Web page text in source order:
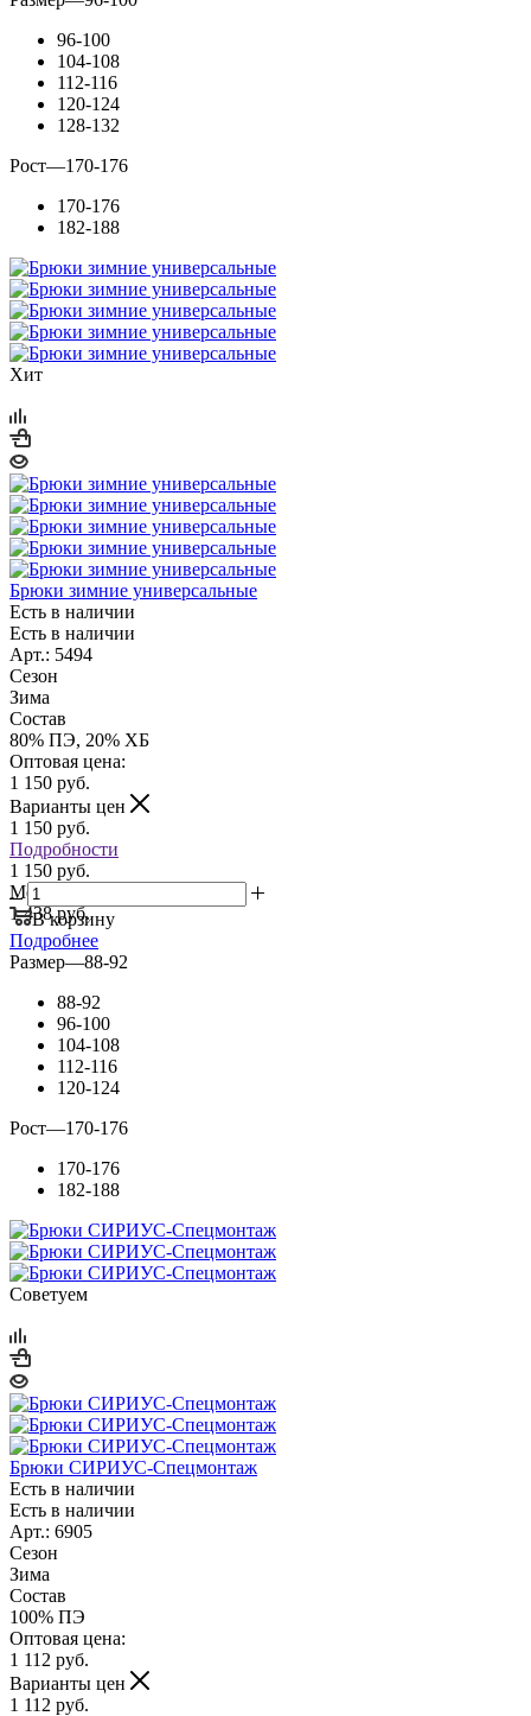
96-100
104-108
112-116
120-124
128-132
Рост—170-176
170-176
182-188
Хит
Брюки зимние универсальные
Есть в наличии
Есть в наличии
Арт.: 5494
Сезон
Зима
Состав
80% ПЭ, 20% ХБ
Оптовая цена:
1 150 руб.
Варианты цен
1 150 руб.
Подробности
1 150 руб.
Мелкий опт:
1 438 руб.
В корзину
Подробнее
Размер—88-92
88-92
96-100
104-108
112-116
120-124
Рост—170-176
170-176
182-188
Советуем
Брюки СИРИУС-Спецмонтаж
Есть в наличии
Есть в наличии
Арт.: 6905
Сезон
Зима
Состав
100% ПЭ
Оптовая цена:
1 112 руб.
Варианты цен
1 112 руб.